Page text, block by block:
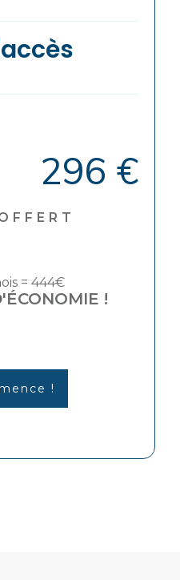
296 €
= 444€
!
!